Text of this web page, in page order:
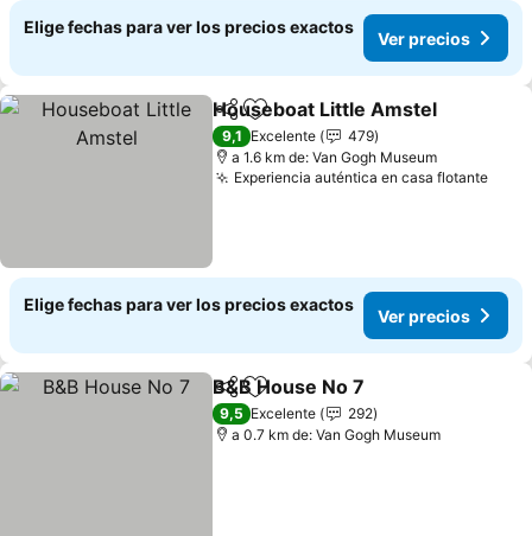
Elige fechas para ver los precios exactos
Ver precios
CompartirAgregar a favoritos
Houseboat Little Amstel
9,1 Excelente
479
a 1.6 km de: Van Gogh Museum
Experiencia auténtica en casa flotante
Elige fechas para ver los precios exactos
Ver precios
CompartirAgregar a favoritos
B&B House No 7
9,5 Excelente
292
a 0.7 km de: Van Gogh Museum